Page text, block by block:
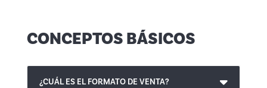
CONCEPTOS BÁSICOS
¿CUÁL ES EL FORMATO DE VENTA?